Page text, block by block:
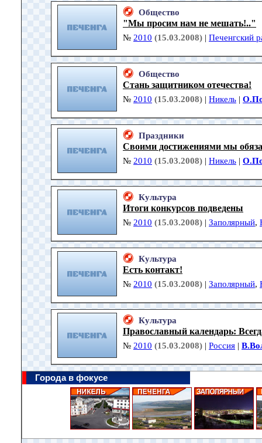
Общество
"Мы просим нам не мешать!.."
№ 2010 (15.03.2008) | Печенгский
Общество
Стань защитником отечества!
№ 2010 (15.03.2008) | Никель |
Праздники
Своими достижениями мы
№ 2010 (15.03.2008) | Никель |
Культура
Итоги конкурсов подведены
№ 2010 (15.03.2008) | Заполярный,
Культура
Есть контакт!
№ 2010 (15.03.2008) | Заполярный,
Культура
Православный календарь:
№ 2010 (15.03.2008) | Россия |
Города в фокусе